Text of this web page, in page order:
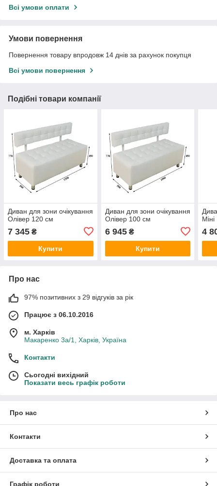
Всі умови оплати
Умови повернення
Повернення товару впродовж 14 днів за рахунок покупця
Всі умови повернення
Подібні товари компанії
Диван для зони очікування
Олівер 120 см
7 345 ₴
Купити
Диван для зони очікування
Олівер 100 см
6 945₴
Купити
Міні
4
Про нас
97% позитивних з 29 відгуків за рік
Працює з 06.10.2016
м. Харків
Макаренко 3а/1, Харків, Україна
Контакти
Сьогодні вихідний
Показати весь графік роботи
Про нас
Контакти
Доставка та оплата
Графік роботи